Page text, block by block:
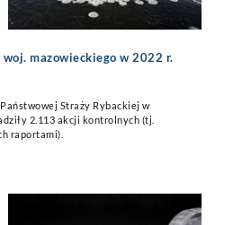
mazowieckiego w 2022 r.
Straży Rybackiej w
2.113 akcji kontrolnych (tj.
raportami).